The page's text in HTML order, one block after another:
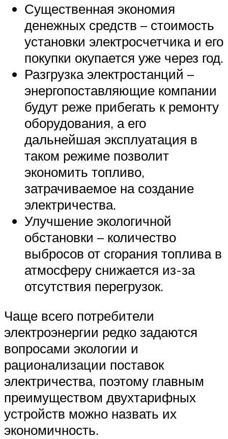
Существенная экономия
денежных средств – стоимость
установки электросчетчика и его
покупки окупается уже через год.
Разгрузка электростанций –
энергопоставляющие компании
будут реже прибегать к ремонту
оборудования, а его
дальнейшая эксплуатация в
таком режиме позволит
экономить топливо,
затрачиваемое на создание
электричества.
Улучшение экологичной
обстановки – количество
выбросов от сгорания топлива в
атмосферу снижается из-за
отсутствия перегрузок.
Чаще всего потребители
электроэнергии редко задаются
вопросами экологии и
рационализации поставок
электричества, поэтому главным
преимуществом двухтарифных
устройств можно назвать их
экономичность.